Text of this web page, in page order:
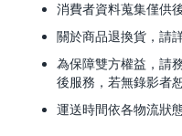
消費者資料蒐集僅供
關於商品退換貨，請
為保障雙方權益，請
後服務，若無錄影者
運送時間依各物流狀態